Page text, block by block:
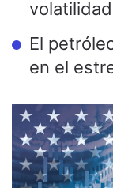
volatilidad
El
en el